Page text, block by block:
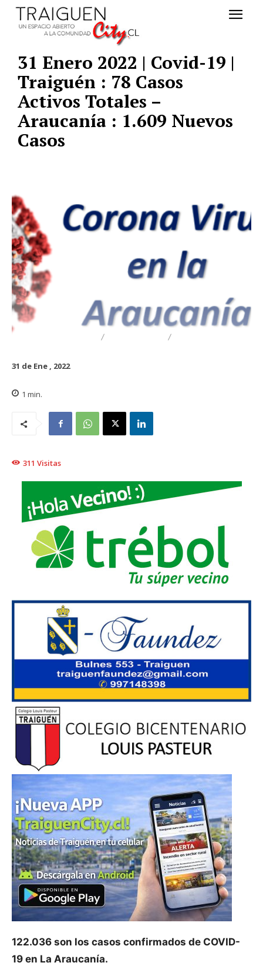
31 Enero 2022 | Covid-19 |
Traiguén : 78 Casos
Activos Totales –
Araucanía : 1.609 Nuevos
Casos
31 de Ene , 2022
1 min.
311 Visitas
122.036 son los casos confirmados de COVID-
19 en La Araucanía.